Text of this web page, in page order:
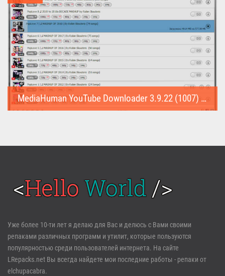
MediaHuman YouTube Downloader 3.9.22 (1007) (Repack & Portable)
Войти
Регистрация
Забыли пароль?
Уже более 10-ти лет я делаю для Вас и делюсь с Вами своими
репаками различных программ и утилит, которые пользуются
популярностью среди пользователей интернета. На сайте
LRepacks.net Вы всегда найдете мои последние работы - репаки от
elchupacabra.